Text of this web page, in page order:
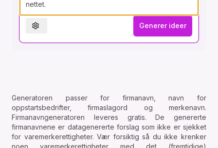
Settings Generer ideer
Generatoren passer for firmanavn, navn for
oppstartsbedrifter, firmaslagord og merkenavn.
Firmanavngeneratoren leveres gratis. De genererte
firmanavnene er datagenererte forslag som ikke er sjekket
for varemerkerettigheter. Vær forsiktig så du ikke krenker
noen varemerkerettigheter med det (fremtidige)